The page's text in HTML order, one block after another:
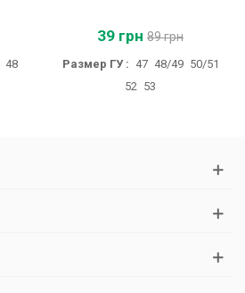
48
39 грн 89 грн
Размер ГУ : 47 48/49 50/51
52 53